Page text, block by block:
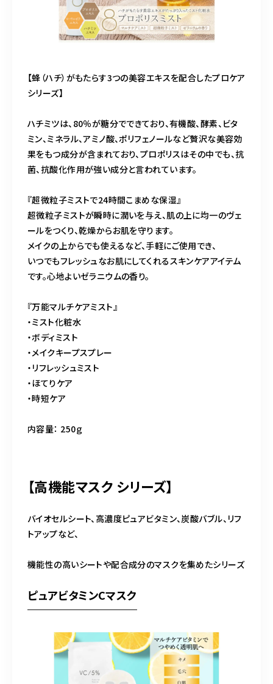
【蜂（ハチ）がもたらす3つの美容エキスを配合したプロケア
シリーズ】
ハチミツは、80％が糖分でできており、有機酸、酵素、ビタ
ミン、ミネラル、アミノ酸、ポリフェノールなど贅沢な美容効
果をもつ成分が含まれており、プロポリスはその中でも、抗
菌、抗酸化作用が強い成分と言われています。
『超微粒子ミストで24時間こまめな保湿』
超微粒子ミストが瞬時に潤いを与え、肌の上に均一のヴェ
ールをつくり、乾燥からお肌を守ります。
メイクの上からでも使えるなど、手軽にご使用でき、
いつでもフレッシュなお肌にしてくれるスキンケアアイテム
です。心地よいゼラニウムの香り。
『万能マルチケアミスト』
・ミスト化粧水
・ボディミスト
・メイクキープスプレー
・リフレッシュミスト
・ほてりケア
・時短ケア
内容量： 250ｇ
【高機能マスク シリーズ】
バイオセルシート、高濃度ピュアビタミン、炭酸バブル、リフ
トアップなど、
機能性の高いシートや配合成分のマスクを集めたシリーズ
ピュアビタミンCマスク